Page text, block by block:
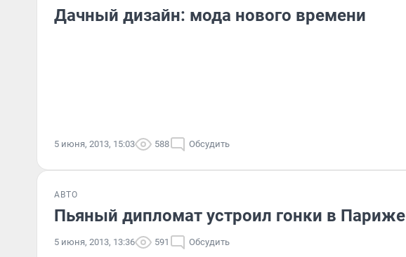
Дачный дизайн: мода нового времени
5 июня, 2013, 15:03 588 Обсудить
АВТО
Пьяный дипломат устроил гонки в Париже
5 июня, 2013, 13:36 591 Обсудить